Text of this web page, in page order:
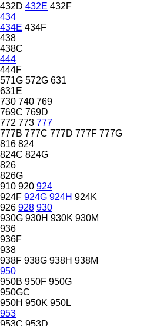
432D 432E 432F
434
434E 434F
438
438C
444
444F
571G 572G 631
631E
730 740 769
769C 769D
772 773 777
777B 777C 777D 777F 777G
816 824
824C 824G
826
826G
910 920 924
924F 924G 924H 924K
926 928 930
930G 930H 930K 930M
936
936F
938
938F 938G 938H 938M
950
950B 950F 950G
950GC
950H 950K 950L
953
953C 953D